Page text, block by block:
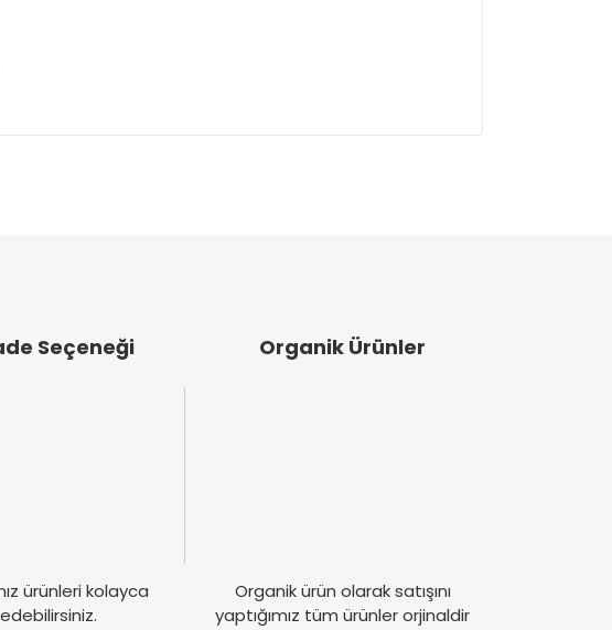
öneri formunu kullanarak tarafımıza iletebilirsiniz.
Seçeneği
ürünleri kolayca
Organik Ürünler
Organik ürün olarak satışını
yaptığımız tüm ürünler orjinaldir